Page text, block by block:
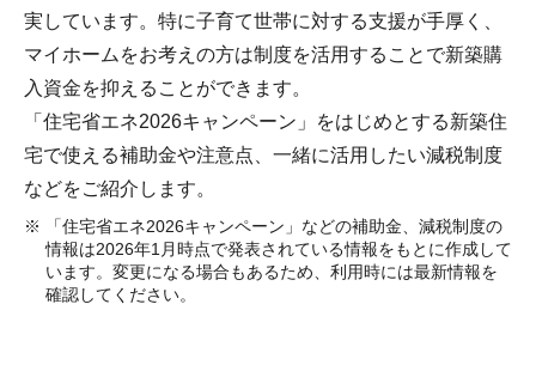
実しています。特に子育て世帯に対する支援が手厚く、
マイホームをお考えの方は制度を活用することで新築購
入資金を抑えることができます。
「住宅省エネ2026キャンペーン」をはじめとする新築住
宅で使える補助金や注意点、一緒に活用したい減税制度
などをご紹介します。
「住宅省エネ2026キャンペーン」などの補助金、減税制度の
情報は2026年1月時点で発表されている情報をもとに作成して
います。変更になる場合もあるため、利用時には最新情報を
確認してください。